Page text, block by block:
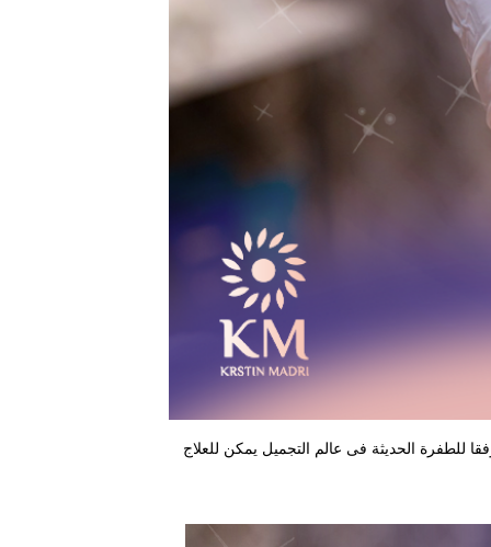
للطفرة الحديثة فى عالم التجميل يمكن للعلاج